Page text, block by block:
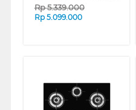
Rp5.339.000
Rp 5.099.000